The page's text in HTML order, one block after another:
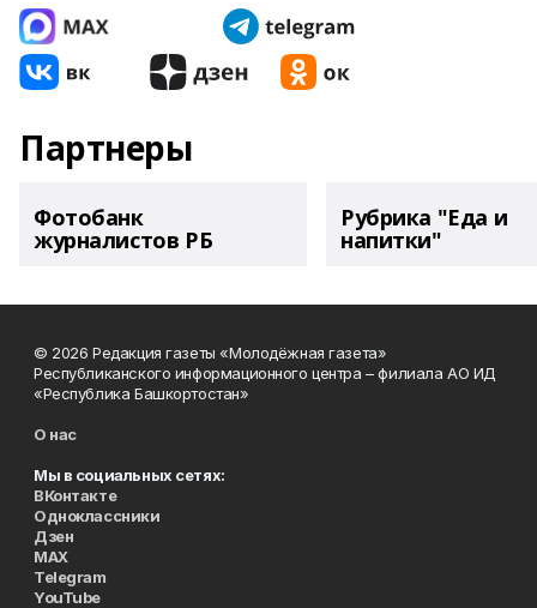
Партнеры
Фотобанк
журналистов РБ
Рубрика "Еда и
напитки"
© 2026 Редакция газеты «Молодёжная газета»
Республиканского информационного центра – филиала АО ИД
«Республика Башкортостан»
О нас
Мы в социальных сетях:
ВКонтакте
Одноклассники
Дзен
MAX
Telegram
YouTube